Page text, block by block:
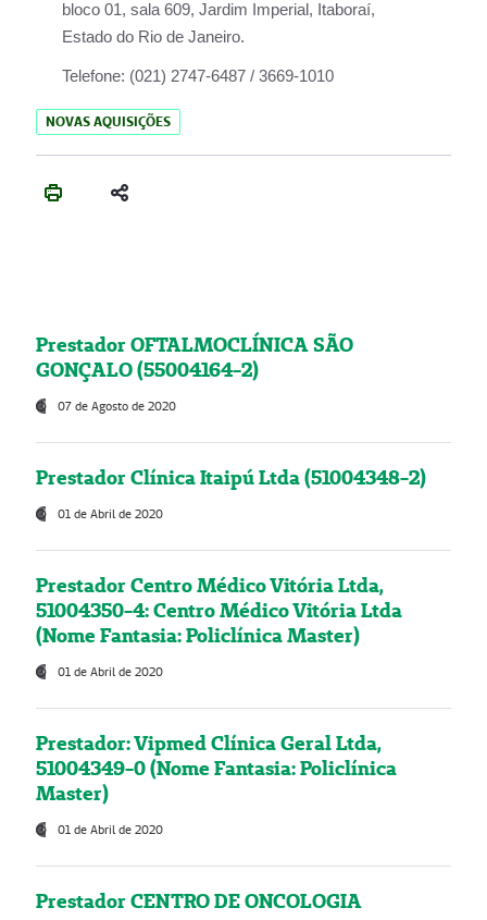
bloco 01, sala 609, Jardim Imperial, Itaboraí,
Estado do Rio de Janeiro.
Telefone: (021) 2747-6487 / 3669-1010
NOVAS AQUISIÇÕES
Prestador OFTALMOCLÍNICA SÃO
GONÇALO (55004164-2)
07 de Agosto de 2020
Prestador Clínica Itaipú Ltda (51004348-2)
01 de Abril de 2020
Prestador Centro Médico Vitória Ltda,
51004350-4: Centro Médico Vitória Ltda
(Nome Fantasia: Policlínica Master)
01 de Abril de 2020
Prestador: Vipmed Clínica Geral Ltda,
51004349-0 (Nome Fantasia: Policlínica
Master)
01 de Abril de 2020
Prestador CENTRO DE ONCOLOGIA